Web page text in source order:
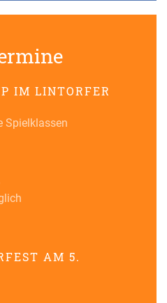
IM LINTORFER
Spielklassen
AM 5.